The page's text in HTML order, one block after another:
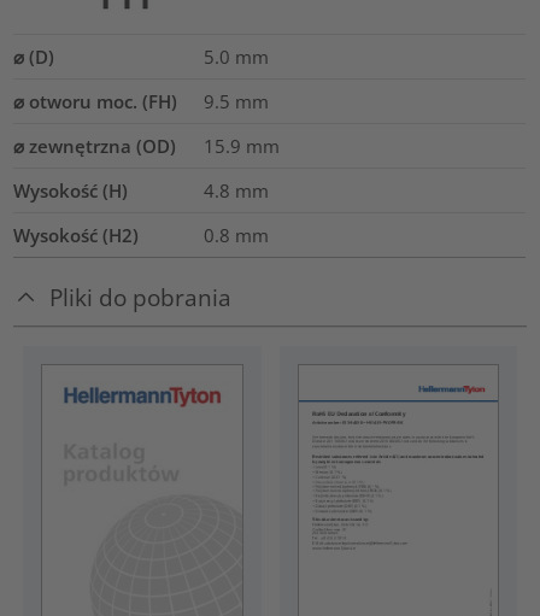
⌀ (D) 5.0 mm
⌀ otworu moc. (FH)
9.5 mm
⌀ zewnętrzna (OD)
15.9 mm
Wysokość (H)
4.8 mm
Wysokość (H2)
0.8 mm
Pliki do pobrania